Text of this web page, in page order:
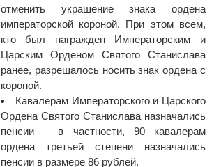
отменить украшение знака ордена
императорской короной. При этом всем,
кто был награжден Императорским и
Царским Орденом Святого Станислава
ранее, разрешалось носить знак ордена с
короной.
Кавалерам Императорского и Царского
Ордена Святого Станислава назначались
пенсии – в частности, 90 кавалерам
ордена третьей степени назначались
пенсии в размере 86 рублей.